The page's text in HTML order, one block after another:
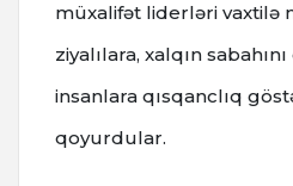
müxalifət liderləri vaxtilə
ziyalılara, xalqın
insanlara qısqanclıq
qoyurdular.